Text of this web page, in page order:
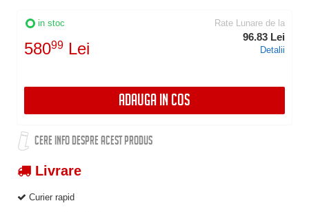
in stoc
58099 Lei
Rate Lunare de la
96.83 Lei
Detalii
ADAUGA IN COS
CERE INFO DESPRE ACEST PRODUS
Livrare
Curier rapid